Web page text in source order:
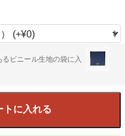
ビニール生地の袋に入
トに入れる